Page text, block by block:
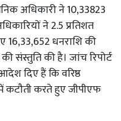
अधिकारी ने 10,33823
ने 2.5 प्रतिशत
16,33,652 धनराशि की
संस्तुति की है। जांच रिपोर्ट
दिए हैं कि वरिष्ठ
कटौती करते हुए जीपीएफ